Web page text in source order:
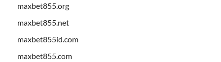
maxbet855.org
maxbet855.net
maxbet855id.com
maxbet855.com